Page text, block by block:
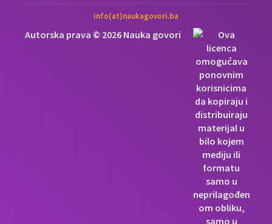
info(at)naukagovori.ba
Autorska prava © 2026 Nauka govori